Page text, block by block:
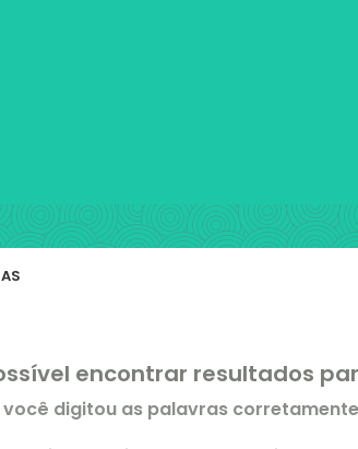
encontrar resultados
você digitou as palavras